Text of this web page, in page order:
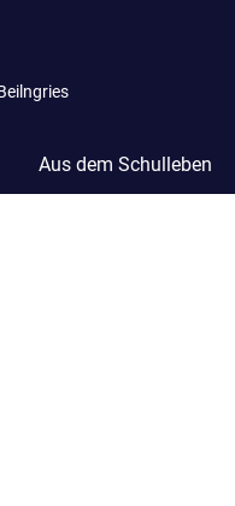
Aus dem Schulleben